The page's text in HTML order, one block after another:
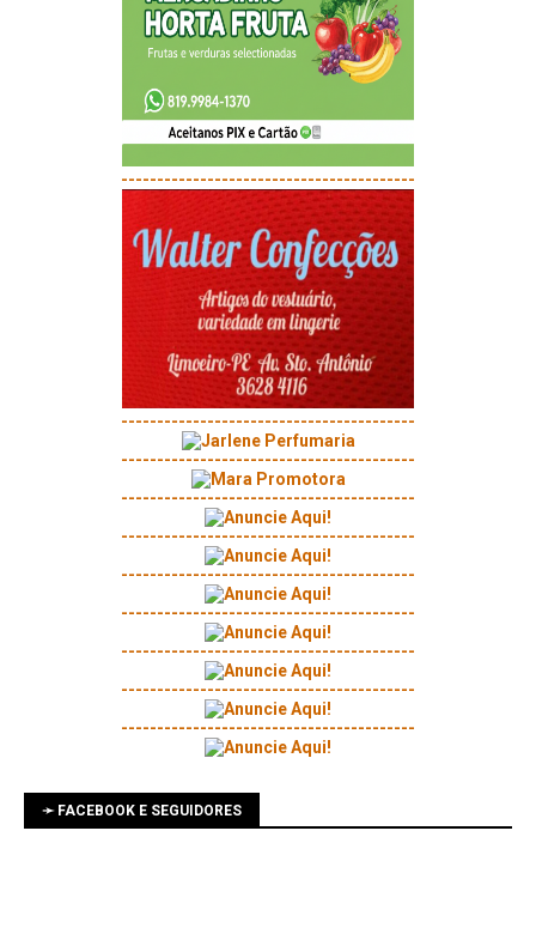
-----------------------------------------
-----------------------------------------
-----------------------------------------
-----------------------------------------
-----------------------------------------
-----------------------------------------
-----------------------------------------
-----------------------------------------
-----------------------------------------
-----------------------------------------
➛ FACEBOOK E SEGUIDORES